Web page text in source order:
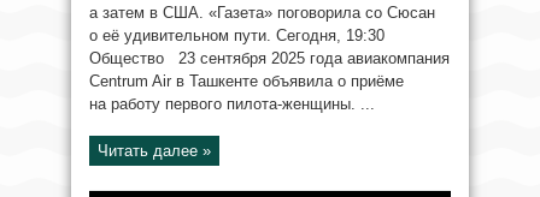
а затем в США. «Газета» поговорила со Сюсан
о её удивительном пути. Сегодня, 19:30
Общество 23 сентября 2025 года авиакомпания
Centrum Air в Ташкенте объявила о приёме
на работу первого пилота-женщины. ...
Читать далее »